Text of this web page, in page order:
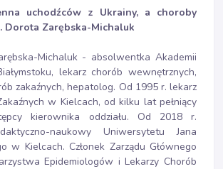
uchodźców z Ukrainy, a choroby
Dorota Zarębska-Michaluk
Michaluk - absolwentka Akademii
lekarz chorób wewnętrznych,
zakaźnych, hepatolog. Od 1995 r. lekarz
w Kielcach, od kilku lat pełniący
kierownika oddziału. Od 2018 r.
naukowy Uniwersytetu Jana
w Kielcach. Członek Zarządu Głównego
Epidemiologów i Lekarzy Chorób